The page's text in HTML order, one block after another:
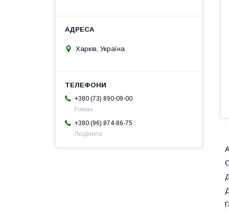
Харків, Україна
+380 (73) 890-09-00
Роман
+380 (96) 874-86-75
Людмила